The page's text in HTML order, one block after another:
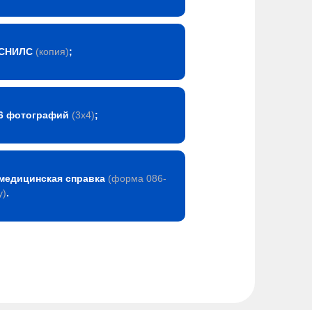
(копия);
фотографий (3х4);
справка (форма 086-
.